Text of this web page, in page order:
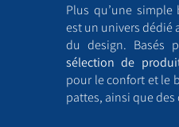
Plus qu’une
est un univers dédié
du design. Basés
sélection de
pour le confort et le
pattes, ainsi que